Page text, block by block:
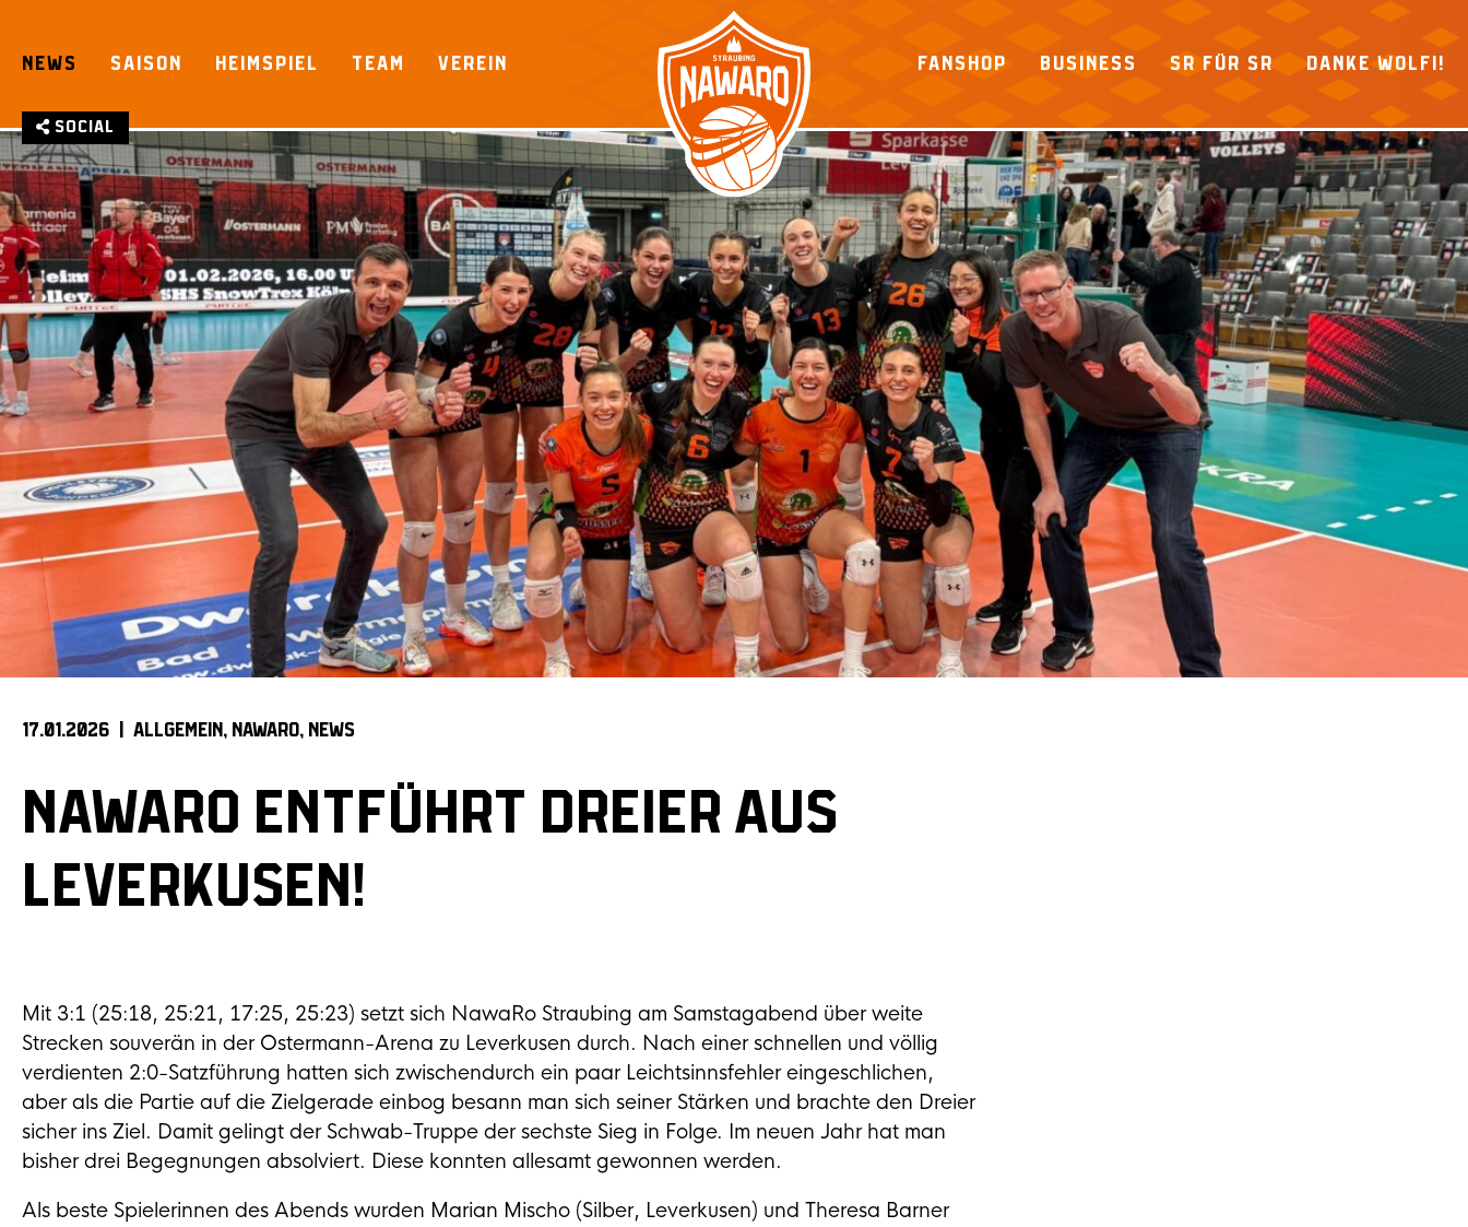
content
Social
NEWS SAISON HEIMSPIEL TEAM VEREIN FANSHOP BUSINESS SR FÜR SR DANKE WOLFI!
17.01.2026 | ALLGEMEIN NAWARO NEWS
NAWARO ENTFÜHRT DREIER AUS
LEVERKUSEN!
Mit 3:1 (25:18, 25:21, 17:25, 25:23) setzt sich NawaRo Straubing am Samstagabend über weite
Strecken souverän in der Ostermann-Arena zu Leverkusen durch. Nach einer schnellen und völlig
verdienten 2:0-Satzführung hatten sich zwischendurch ein paar Leichtsinnsfehler eingeschlichen,
aber als die Partie auf die Zielgerade einbog besann man sich seiner Stärken und brachte den Dreier
sicher ins Ziel. Damit gelingt der Schwab-Truppe der sechste Sieg in Folge. Im neuen Jahr hat man
bisher drei Begegnungen absolviert. Diese konnten allesamt gewonnen werden.
Als beste Spielerinnen des Abends wurden Marian Mischo (Silber, Leverkusen) und Theresa Barner